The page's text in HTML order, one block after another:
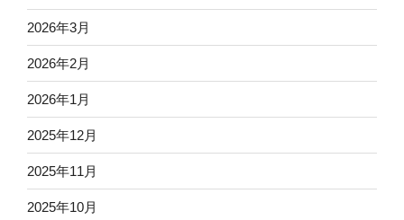
2026年3月
2026年2月
2026年1月
2025年12月
2025年11月
2025年10月